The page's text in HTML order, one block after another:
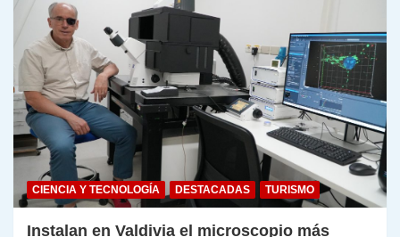
CIENCIA Y TECNOLOGÍA DESTACADAS TURISMO
Instalan en Valdivia el microscopio más